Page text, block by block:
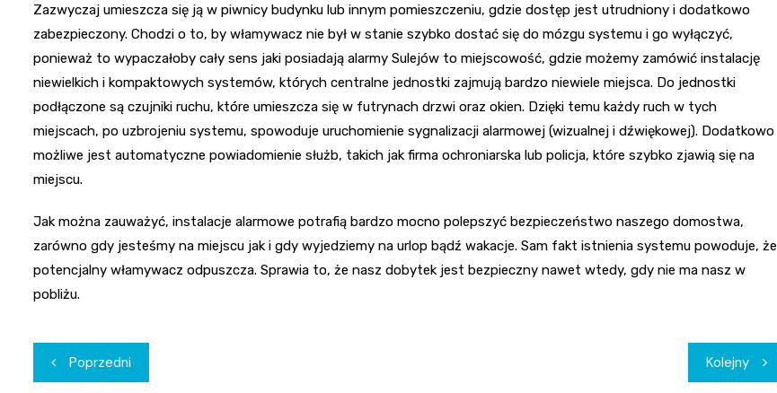
Zazwyczaj umieszcza się ją w piwnicy budynku lub innym pomieszczeniu, gdzie dostęp jest utrudniony i dodatkowo
zabezpieczony. Chodzi o to, by włamywacz nie był w stanie szybko dostać się do mózgu systemu i go wyłączyć,
ponieważ to wypaczałoby cały sens jaki posiadają alarmy Sulejów to miejscowość, gdzie możemy zamówić instalację
niewielkich i kompaktowych systemów, których centralne jednostki zajmują bardzo niewiele miejsca. Do jednostki
podłączone są czujniki ruchu, które umieszcza się w futrynach drzwi oraz okien. Dzięki temu każdy ruch w tych
miejscach, po uzbrojeniu systemu, spowoduje uruchomienie sygnalizacji alarmowej (wizualnej i dźwiękowej). Dodatkowo
możliwe jest automatyczne powiadomienie służb, takich jak firma ochroniarska lub policja, które szybko zjawią się na
miejscu.
Jak można zauważyć, instalacje alarmowe potrafią bardzo mocno polepszyć bezpieczeństwo naszego domostwa,
zarówno gdy jesteśmy na miejscu jak i gdy wyjedziemy na urlop bądź wakacje. Sam fakt istnienia systemu powoduje, że
potencjalny włamywacz odpuszcza. Sprawia to, że nasz dobytek jest bezpieczny nawet wtedy, gdy nie ma nasz w
pobliżu.
Nawigacja
Poprzedni Kolejny